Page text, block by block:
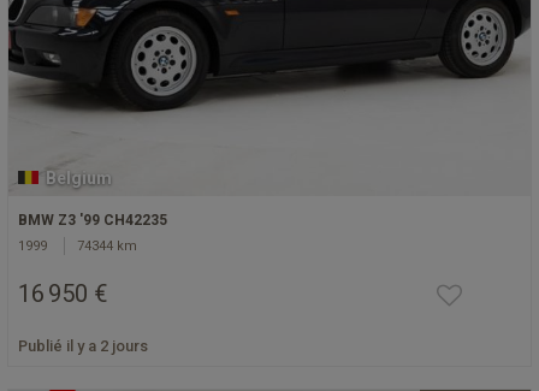
Belgium
BMW Z3 '99 CH42235
1999 74344 km
16 950 €
Publié il y a 2 jours